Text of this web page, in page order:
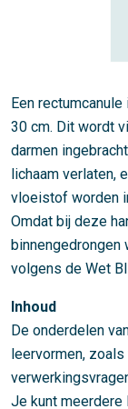
Een
30 cm. Dit wordt
darmen
lichaam verlaten,
vloeistof worden
Omdat bij deze
binnengedrongen
volgens de Wet
Inhoud
De onderdelen
leervormen,
Je kunt meerdere